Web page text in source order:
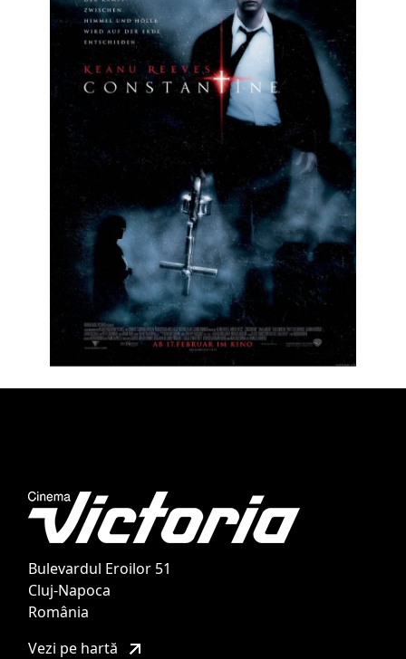
Bulevardul Eroilor 51
Cluj-Napoca
România
Vezi pe hartă